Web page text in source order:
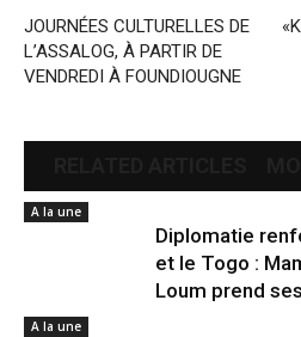
JOURNÉES CULTURELLES DE
L’ASSALOG, À PARTIR DE
VENDREDI À FOUNDIOUGNE
A la une
Diplomatie
et le Togo :
Loum prend
A la une